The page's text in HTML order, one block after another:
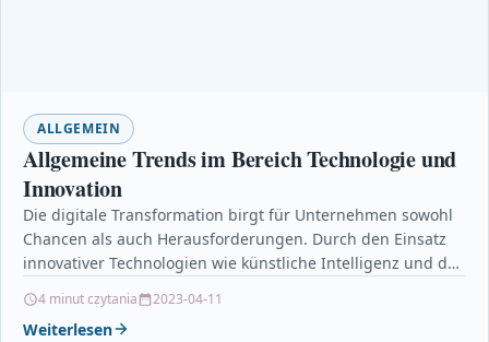
ALLGEMEIN
Allgemeine Trends im Bereich Technologie und
Innovation
Die digitale Transformation birgt für Unternehmen sowohl
Chancen als auch Herausforderungen. Durch den Einsatz
innovativer Technologien wie künstliche Intelligenz und das
4 minut czytania 2023-04-11
Weiterlesen